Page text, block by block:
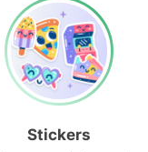
Stickers